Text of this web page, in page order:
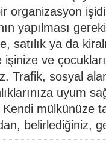
organizasyon
yapılması
satılık ya da
ve
Trafik, sosyal
uyum
mülkünüze
belirlediğiniz,